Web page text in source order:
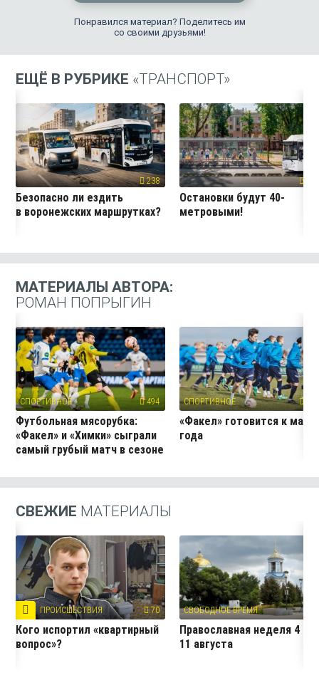
Понравился материал? Поделитесь им
со своими друзьями!
ЕЩЁ В РУБРИКЕ «ТРАНСПОРТ»
238
Безопасно ли ездить
в воронежских маршрутках?
Остановки будут 40-
метровыми!
МАТЕРИАЛЫ АВТОРА:
РОМАН ПОПРЫГИН
СПОРТИВНОЕ 494
Футбольная мясорубка:
«Факел» и «Химки» сыграли
самый грубый матч в сезоне
СПОРТИВНОЕ
«Факел» готовится к
года
СВЕЖИЕ МАТЕРИАЛЫ
ПРОИСШЕСТВИЯ 70
Кого испортил «квартирный
вопрос»?
СВОБОДНОЕ ВРЕМЯ
Православная неделя 4 —
11 августа